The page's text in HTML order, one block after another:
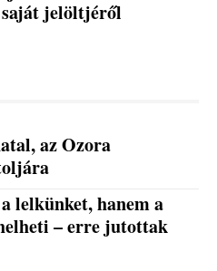
jelöltjéről
az Ozora
lelkünket, hanem a
– erre jutottak